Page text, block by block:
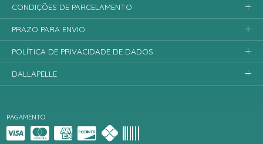
PAGAMENTO
CONDIÇÕES DE PARCELAMENTO
PRAZO PARA ENVIO
POLÍTICA DE PRIVACIDADE DE DADOS
DALLAPELLE